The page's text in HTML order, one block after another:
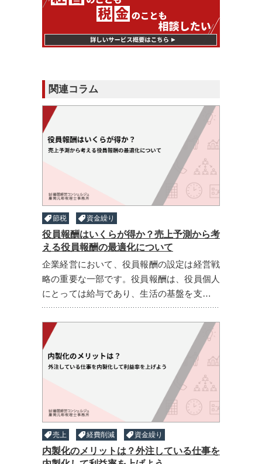
関連コラム
節税 資金繰り
役員報酬はいくらが得か？売上予測から考
える役員報酬の最適化について
企業経営において、役員報酬の設定は経営戦
略の重要な一部です。役員報酬は、役員個人
にとっては給与であり、生活の基盤を支える
ものです。しかし企業側にとっては、利益配
分や税務計画にも直結するため、その額をど
う設定するかは経営上 ...
売上 経費削減 資金繰り
内製化のメリットは？外注している仕事を